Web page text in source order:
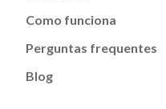
Como funciona
Perguntas frequentes
Blog